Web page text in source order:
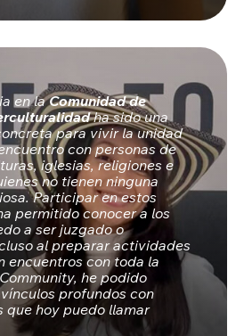
en laComunidad de
ha sido una
para vivir la unidad
con personas de
iglesias, religiones e
no tienen ninguna
Participar en estos
permitido conocer a los
a ser juzgado o
al preparar actividades
encuentros con toda la
he podido
profundos con
que hoy puedo llamar